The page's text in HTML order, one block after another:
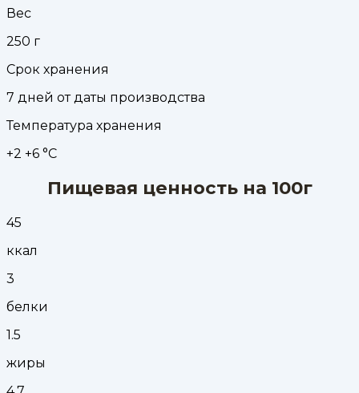
Вес
250 г
Срок хранения
7 дней от даты производства
Температура хранения
+2 +6 °С
Пищевая ценность на 100г
45
ккал
3
белки
1.5
жиры